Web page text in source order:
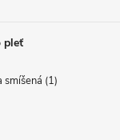
pleť
smíšená 1